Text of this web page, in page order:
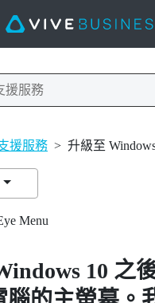
援服務 > 升級至
Menu
10 之